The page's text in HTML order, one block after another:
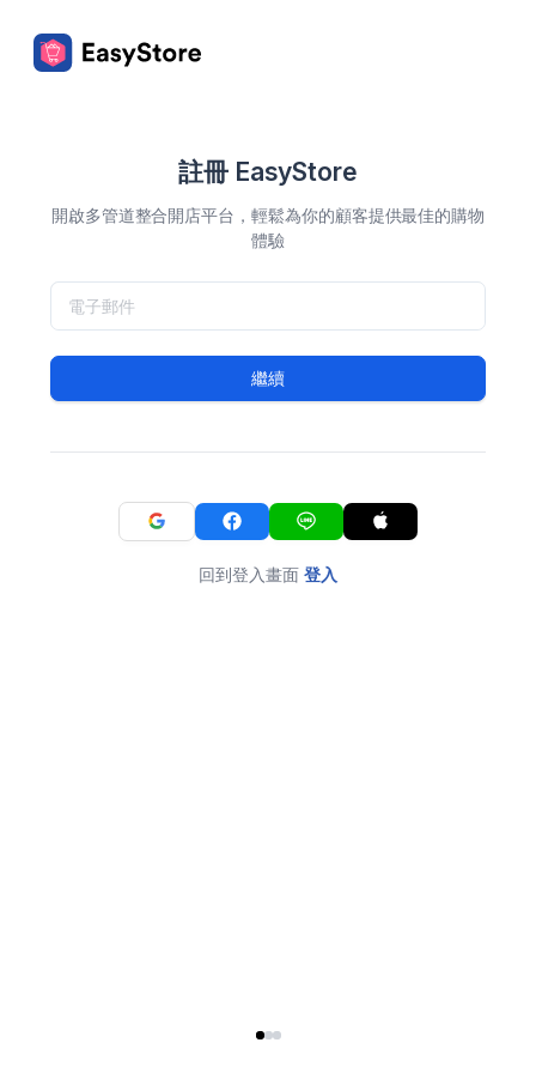
註冊 EasyStore
開啟多管道整合開店平台，輕鬆為你的顧客提供最佳的購物
體驗
繼續
回到登入畫面 登入